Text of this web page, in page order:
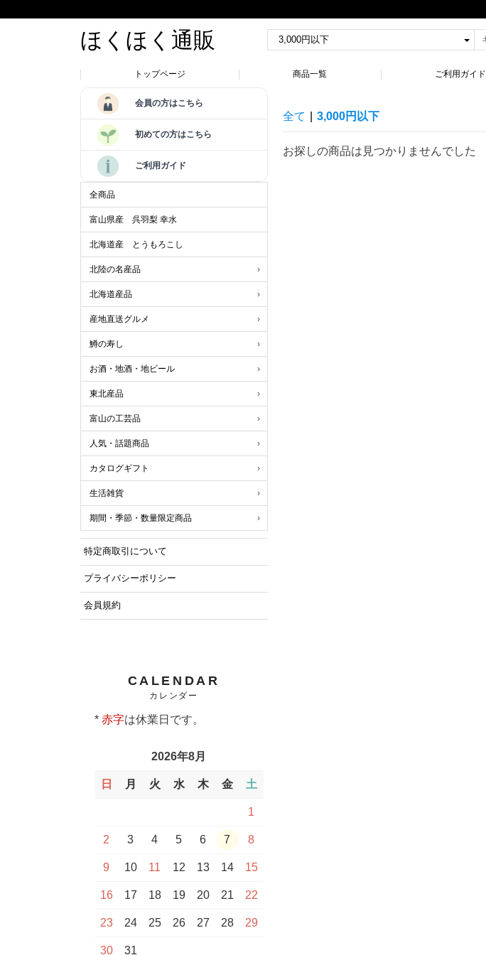
ほくほく通販
トップページ 商品一覧 ご利用ガイド
会員の方はこちら
初めての方はこちら
ご利用ガイド
全商品
富山県産 呉羽梨 幸水
北海道産 とうもろこし
北陸の名産品
北海道産品
産地直送グルメ
鱒の寿し
お酒・地酒・地ビール
東北産品
富山の工芸品
人気・話題商品
カタログギフト
生活雑貨
期間・季節・数量限定商品
特定商取引について
プライバシーポリシー
会員規約
CALENDAR
カレンダー
* 赤字は休業日です。
2026年8月
日 月 火 水 木 金 土
1
2 3 4 5 6 7 8
9 10 11 12 13 14 15
16 17 18 19 20 21 22
23 24 25 26 27 28 29
30 31
全て 3,000円以下
お探しの商品は見つかりませんでした